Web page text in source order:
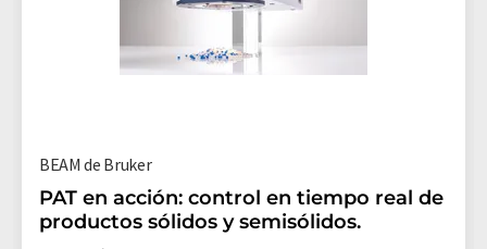
BEAM de Bruker
PAT en acción: control en tiempo real de
productos sólidos y semisólidos.